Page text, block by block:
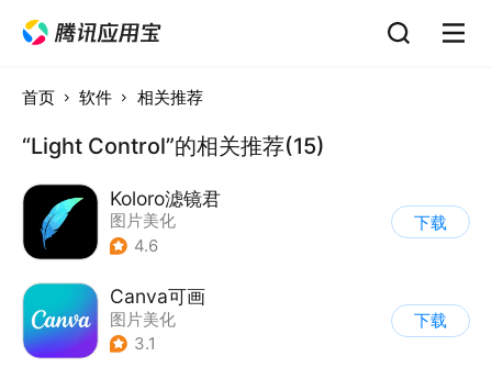
首页 软件 相关推荐
“Light Control”的相关推荐(15)
Koloro滤镜君
图片美化
4.6
下载
Canva可画
图片美化
3.1
下载